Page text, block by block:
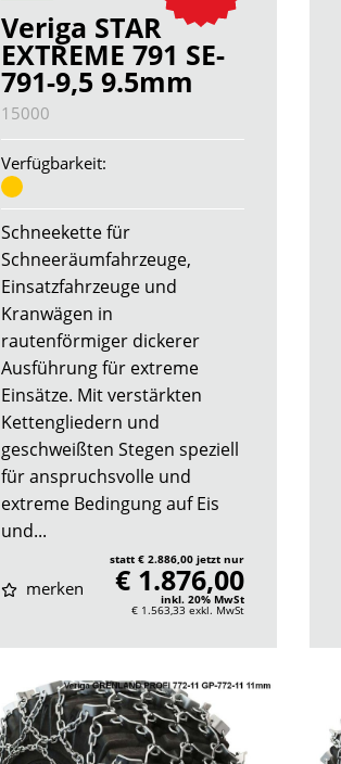
Veriga STAR
EXTREME 791 SE-
791-9,5 9.5mm
15000
Verfügbarkeit:
Schneekette für
Schneeräumfahrzeuge,
Einsatzfahrzeuge und
Kranwägen in
rautenförmiger dickerer
Ausführung für extreme
Einsätze. Mit verstärkten
Kettengliedern und
geschweißten Stegen speziell
für anspruchsvolle und
extreme Bedingung auf Eis
und...
merken
statt € 2.886,00 jetzt nur
€ 1.876,00
inkl. 20% MwSt
€ 1.563,33 exkl. MwSt